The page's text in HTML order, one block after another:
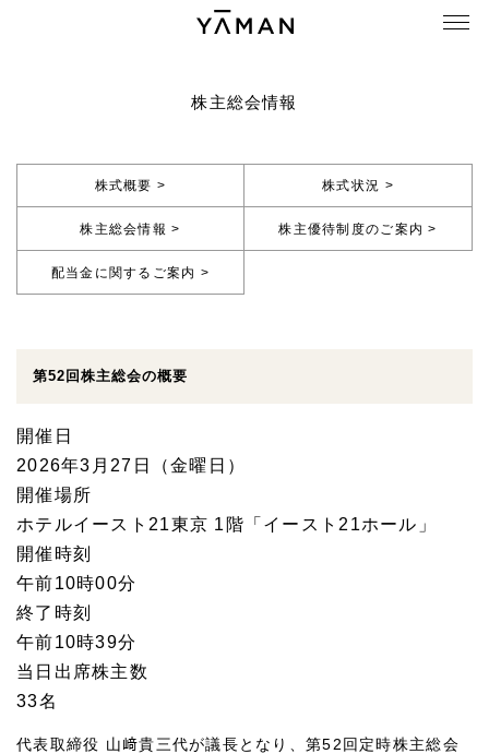
株主総会情報
株式概要 > 株式状況 >
株主総会情報 > 株主優待制度のご案内 >
配当金に関するご案内 >
第52回株主総会の概要
開催日
2026年3月27日（金曜日）
開催場所
ホテルイースト21東京 1階「イースト21ホール」
開催時刻
午前10時00分
終了時刻
午前10時39分
当日出席株主数
33名
代表取締役 山﨑貴三代が議長となり、第52回定時株主総会